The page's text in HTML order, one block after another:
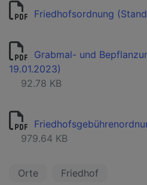
Friedhofsordnung
Grabmal- und
19.01.2023)
92.78 KB
979.64 KB
Orte Friedhof